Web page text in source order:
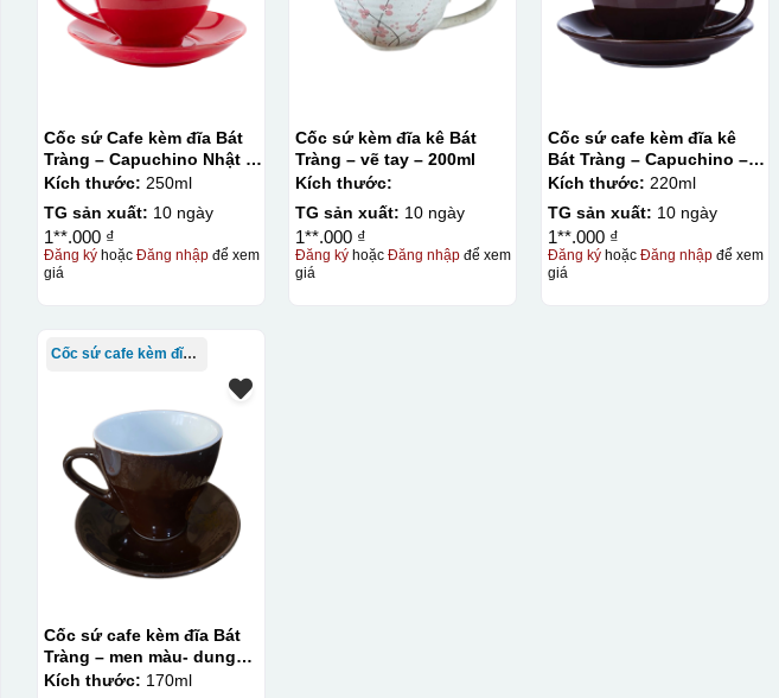
Cốc sứ Cafe kèm đĩa Bát
Tràng – Capuchino Nhật –
men màu – 250ml
Kích thước: 250ml
TG sản xuất: 10 ngày
1**.000 ₫
Đăng kýhoặc Đăng nhậpđể xem
giá
Cốc sứ kèm đĩa kê Bát
Tràng – vẽ tay – 200ml
Kích thước:
TG sản xuất: 10 ngày
1**.000 ₫
Đăng ký hoặcĐăng nhập để xem
giá
Cốc sứ cafe kèm đĩa kê
Bát Tràng – Capuchino –
men màu – 220ml
Kích thước: 220ml
TG sản xuất: 10 ngày
1**.000 ₫
Đăng kýhoặc Đăng nhậpđể xem
giá
Cốc sứ cafe kèm đĩa Bát Tràng
Cốc sứ cafe kèm đĩa Bát
Tràng – men màu- dung
tích 170ml
Kích thước: 170ml